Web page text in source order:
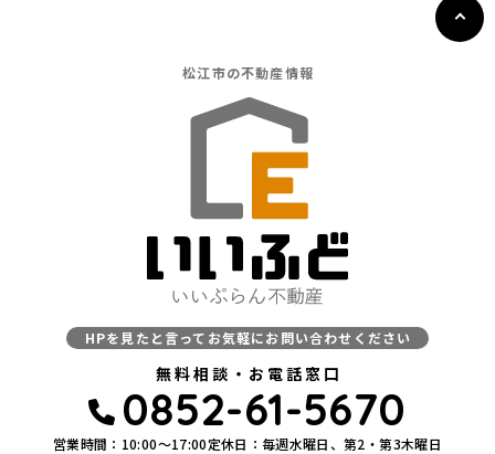
松江市の不動産情報
HPを見たと言ってお気軽にお問い合わせください
無料相談・お電話窓口
0852-61-5670
営業時間：10:00〜17:00定休日：毎週水曜日、第2・第3木曜日